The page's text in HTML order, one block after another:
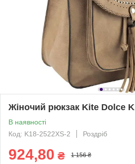
Жіночий рюкзак Kite Dolce
В наявності
Код: K18-2522XS-2
Роздріб
924,80 ₴ 1 156 ₴